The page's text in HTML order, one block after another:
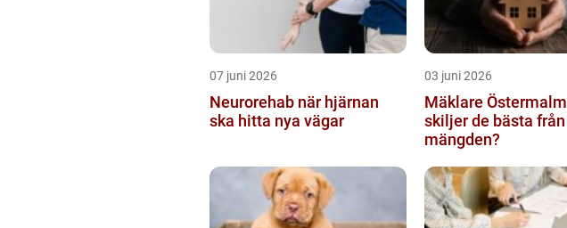
07 juni 2026
Neurorehab när hjärnan
ska hitta nya vägar
03 juni 2026
Mäklare Östermalm vad
skiljer de bästa från
mängden?